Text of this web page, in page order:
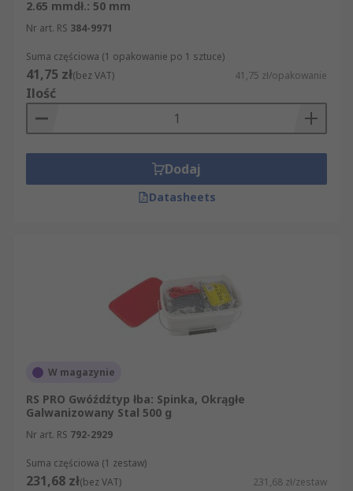
2.65 mmdł.: 50 mm
Nr art. RS 384-9971
Suma częściowa (1 opakowanie po 1 sztuce)
41,75 zł(bez VAT) 41,75 zł/opakowanie
Ilość
Dodaj
Datasheets
W magazynie
RS PRO Gwóźdźtyp łba: Spinka, Okrągłe
Galwanizowany Stal 500 g
Nr art. RS 792-2929
Suma częściowa (1 zestaw)
231,68 zł(bez VAT) 231,68 zł/zestaw